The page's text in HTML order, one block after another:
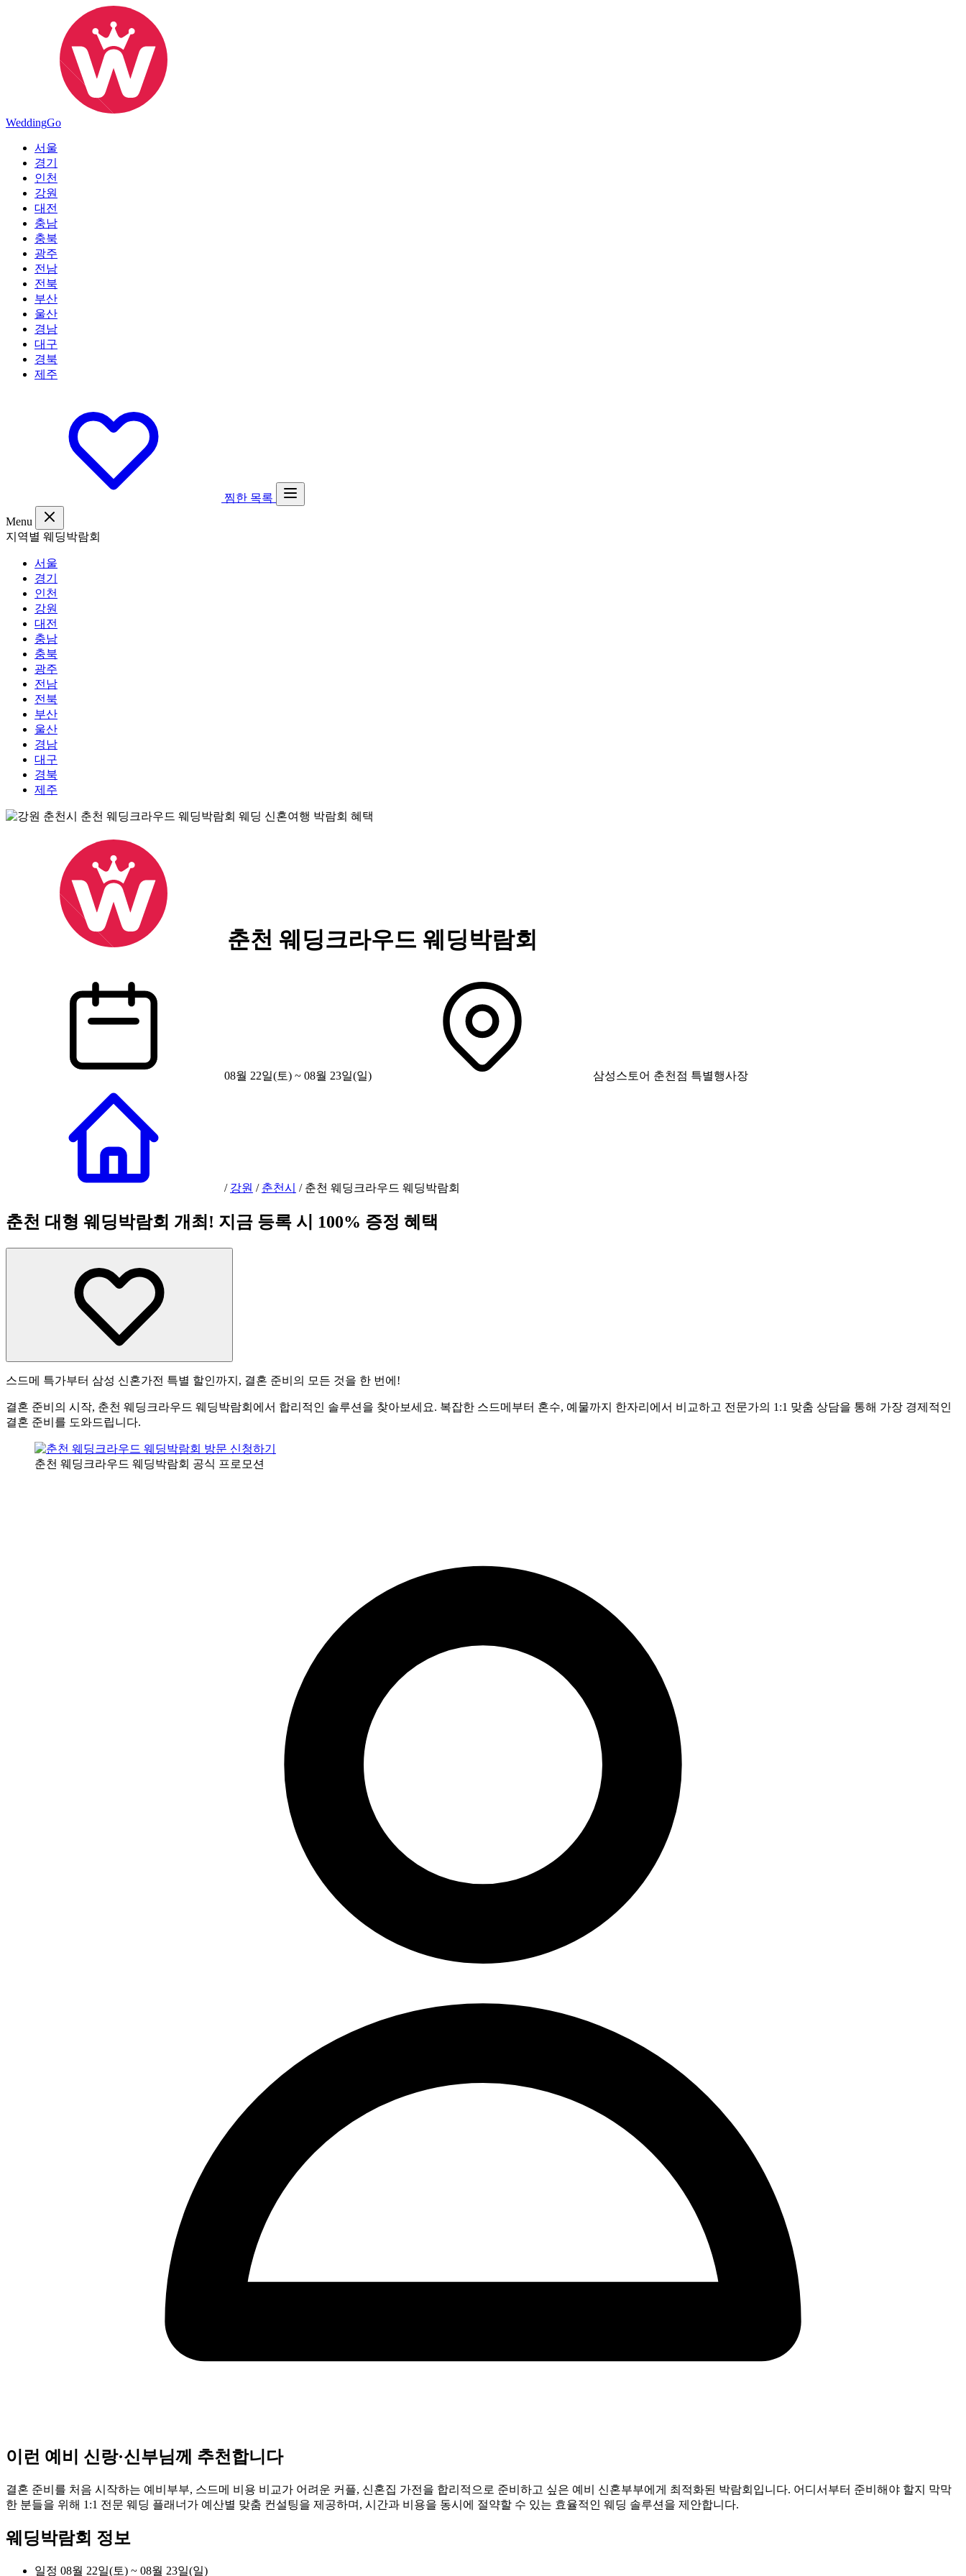
WeddingGo
서울
경기
인천
강원
대전
충남
충북
광주
전남
전북
부산
울산
경남
대구
경북
제주
찜한 목록
Menu
지역별 웨딩박람회
서울
경기
인천
강원
대전
충남
충북
광주
전남
전북
부산
울산
경남
대구
경북
제주
춘천 웨딩크라우드 웨딩박람회
08월 22일(토) ~ 08월 23일(일) 삼성스토어 춘천점 특별행사장
/ 강원 / 춘천시 / 춘천 웨딩크라우드 웨딩박람회
춘천 대형 웨딩박람회 개최! 지금 등록 시 100% 증정 혜택
스드메 특가부터 삼성 신혼가전 특별 할인까지, 결혼 준비의 모든 것을 한 번에!
결혼 준비의 시작, 춘천 웨딩크라우드 웨딩박람회에서 합리적인 솔루션을 찾아보세요. 복잡한 스드메부터 혼수, 예물까지 한자리에서 비교하고 전문가의 1:1 맞춤 상담을 통해 가장 경제적인
결혼 준비를 도와드립니다.
춘천 웨딩크라우드 웨딩박람회 공식 프로모션
이런 예비 신랑·신부님께 추천합니다
결혼 준비를 처음 시작하는 예비부부, 스드메 비용 비교가 어려운 커플, 신혼집 가전을 합리적으로 준비하고 싶은 예비 신혼부부에게 최적화된 박람회입니다. 어디서부터 준비해야 할지 막막
한 분들을 위해 1:1 전문 웨딩 플래너가 예산별 맞춤 컨설팅을 제공하며, 시간과 비용을 동시에 절약할 수 있는 효율적인 웨딩 솔루션을 제안합니다.
웨딩박람회 정보
일정 08월 22일(토) ~ 08월 23일(일)